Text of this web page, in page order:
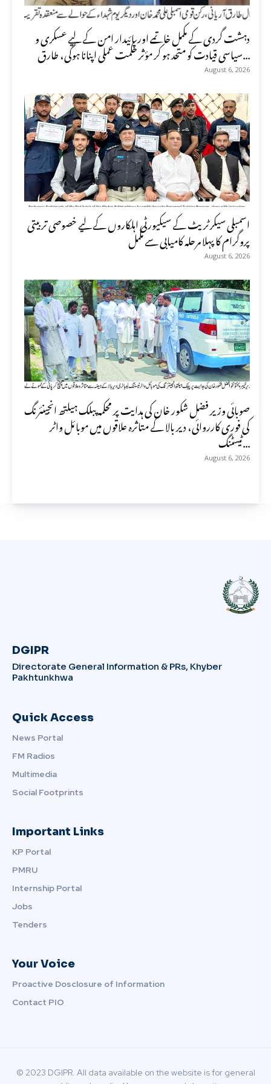
دہشت گردی کے مکمل خاتمے اور پائیدار امن کے لیے عسکری و
سیاسی قیادت کو متحد ہو کر مؤثر حکمت عملی اپنانا ہوگی، طارق...
August 6, 2026
اسمبلی سیکرٹریٹ کے سیکیورٹی اہلکاروں کے لیے خصوصی تربیتی
پروگرام کا پہلا مرحلہ کامیابی سے مکمل
August 6, 2026
صوبائی وزیر فضل شکور خان کی ہدایت پر محکمہ پبلک ہیلتھ انجینئرنگ
کی فوری کارروائی، دیر بالا کے متاثرہ علاقوں میں موبائل واٹر
ٹیسٹنگ...
August 6, 2026
DGIPR
Directorate General Information & PRs, Khyber
Pakhtunkhwa
Quick Access
News Portal
FM Radios
Multimedia
Social Footprints
Important Links
KP Portal
PMRU
Internship Portal
Jobs
Tenders
Your Voice
Proactive Dosclosure of Information
Contact PIO
© 2023 DGIPR. All data available on the website is for general